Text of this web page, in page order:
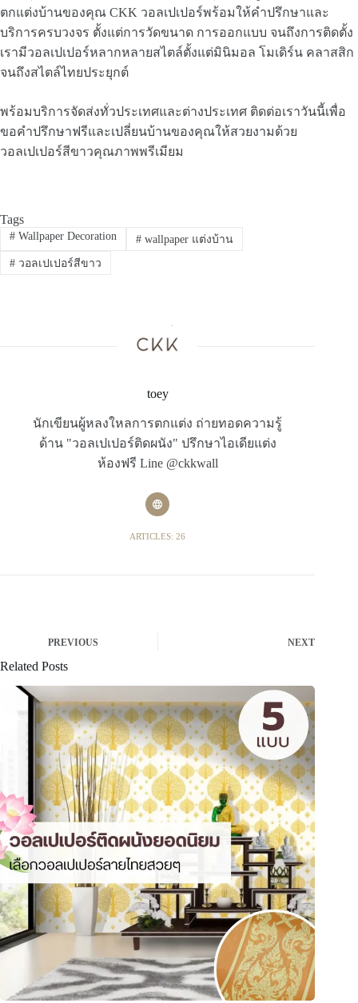
ตกแต่งบ้านของคุณ CKK วอลเปเปอร์พร้อมให้คำปรึกษาและ
บริการครบวงจร ตั้งแต่การวัดขนาด การออกแบบ จนถึงการติดตั้ง
เรามีวอลเปเปอร์หลากหลายสไตล์ตั้งแต่มินิมอล โมเดิร์น คลาสสิก
จนถึงสไตล์ไทยประยุกต์
พร้อมบริการจัดส่งทั่วประเทศและต่างประเทศ ติดต่อเราวันนี้เพื่อ
ขอคำปรึกษาฟรีและเปลี่ยนบ้านของคุณให้สวยงามด้วย
วอลเปเปอร์สีขาวคุณภาพพรีเมียม
Tags
#Wallpaper Decoration #wallpaper แต่งบ้าน
#วอลเปเปอร์สีขาว
toey
นักเขียนผู้หลงใหลการตกแต่ง ถ่ายทอดความรู้
ด้าน "วอลเปเปอร์ติดผนัง" ปรึกษาไอเดียแต่ง
ห้องฟรี Line @ckkwall
ARTICLES: 26
PREVIOUS NEXT
Related Posts